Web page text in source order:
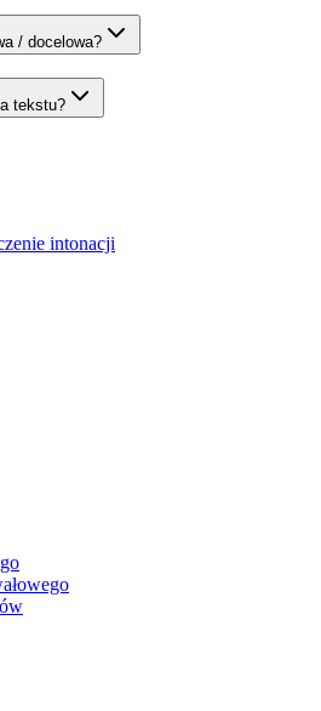
/ docelowa?
tekstu?
intonacji